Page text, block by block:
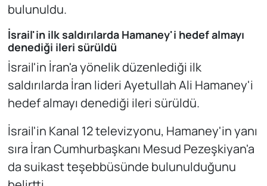
bulunuldu.
İsrail'in ilk saldırılarda Hamaney'i hedef almayı
denediği ileri sürüldü
İsrail'in İran'a yönelik düzenlediği ilk
saldırılarda İran lideri Ayetullah Ali Hamaney'i
hedef almayı denediği ileri sürüldü.
İsrail'in Kanal 12 televizyonu, Hamaney'in yanı
sıra İran Cumhurbaşkanı Mesud Pezeşkiyan'a
da suikast teşebbüsünde bulunulduğunu